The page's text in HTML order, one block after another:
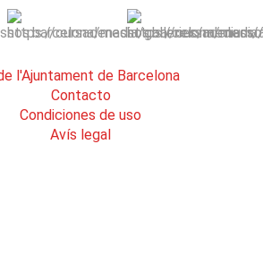
Contacto
Condiciones de uso
Avís legal